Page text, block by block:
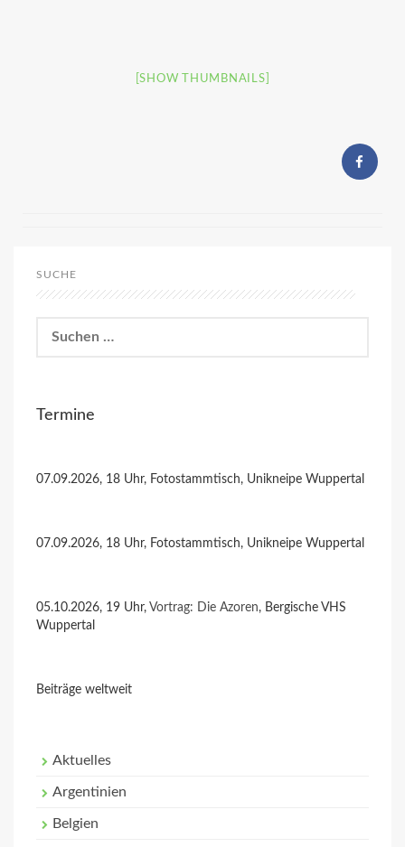
[SHOW THUMBNAILS]
SUCHE
nach:
Termine
07.09.2026, 18 Uhr, Fotostammtisch, Unikneipe Wuppertal
07.09.2026, 18 Uhr, Fotostammtisch, Unikneipe Wuppertal
05.10.2026, 19 Uhr, Vortrag: Die Azoren, Bergische VHS
Wuppertal
Beiträge weltweit
Aktuelles
Argentinien
Belgien